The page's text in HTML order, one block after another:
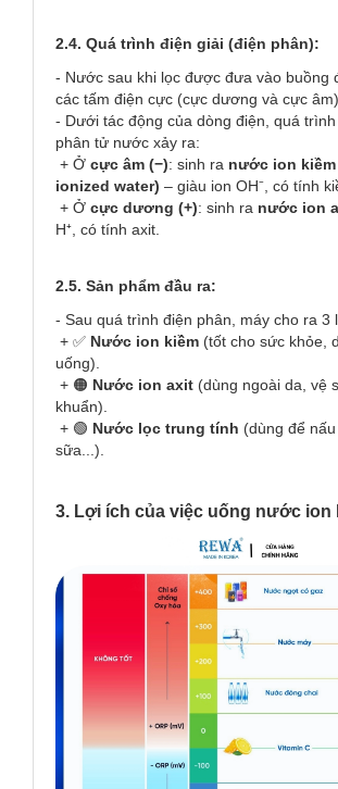
2.4. Quá trình điện giải (điện phân):
- Nước sau khi lọc được đưa vào buồng
các tấm điện cực (cực dương và cực
- Dưới tác động của dòng điện, quá
phân tử nước xảy ra:
+ Ở cực âm (−): sinh ra nước ion
ionized water) – giàu ion OH⁻, có tính
+ Ở cực dương (+): sinh ra nước ion
H⁺, có tính axit.
2.5. Sản phẩm đầu ra:
- Sau quá trình điện phân, máy cho ra 3
+ ✅ Nước ion kiềm (tốt cho sức khỏe,
uống).
+ 🟠 Nước ion axit (dùng ngoài da, vệ
khuẩn).
+ 🟢 Nước lọc trung tính (dùng để
sữa...).
3. Lợi ích của việc uống nước ion